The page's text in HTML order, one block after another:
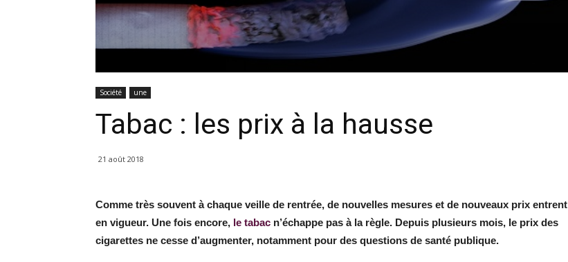
Société une
Tabac : les prix à la hausse
21 août 2018
Comme très souvent à chaque veille de rentrée, de nouvelles mesures et de nouveaux prix entrent
en vigueur. Une fois encore, le tabac n’échappe pas à la règle. Depuis plusieurs mois, le prix des
cigarettes ne cesse d’augmenter, notamment pour des questions de santé publique.